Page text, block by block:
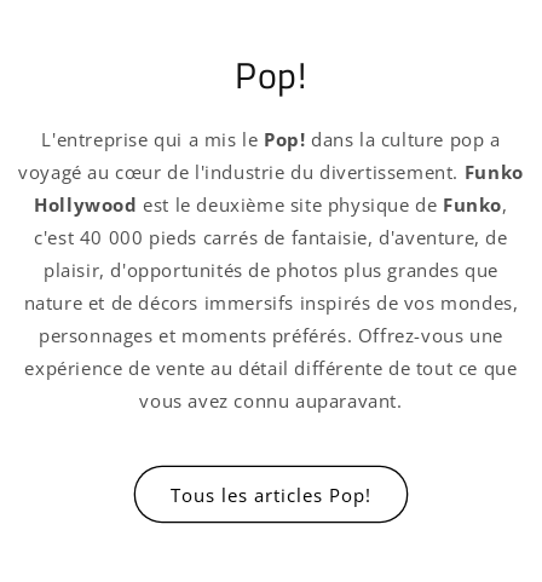
Pop!
L'entreprise qui a mis le Pop! dans la culture pop a
voyagé au cœur de l'industrie du divertissement. Funko
Hollywood est le deuxième site physique de Funko,
c'est 40 000 pieds carrés de fantaisie, d'aventure, de
plaisir, d'opportunités de photos plus grandes que
nature et de décors immersifs inspirés de vos mondes,
personnages et moments préférés. Offrez-vous une
expérience de vente au détail différente de tout ce que
vous avez connu auparavant.
Tous les articles Pop!